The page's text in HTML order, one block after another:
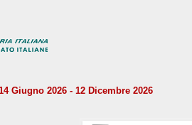
Giugno 2026 - 12 Dicembre 2026